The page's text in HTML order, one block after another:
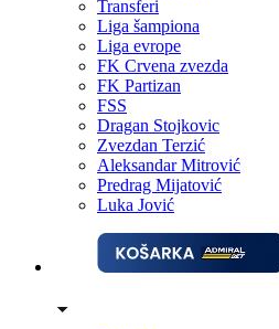
Transferi
Liga šampiona
Liga evrope
FK Crvena zvezda
FK Partizan
FSS
Dragan Stojkovic
Zvezdan Terzić
Aleksandar Mitrović
Predrag Mijatović
Luka Jović